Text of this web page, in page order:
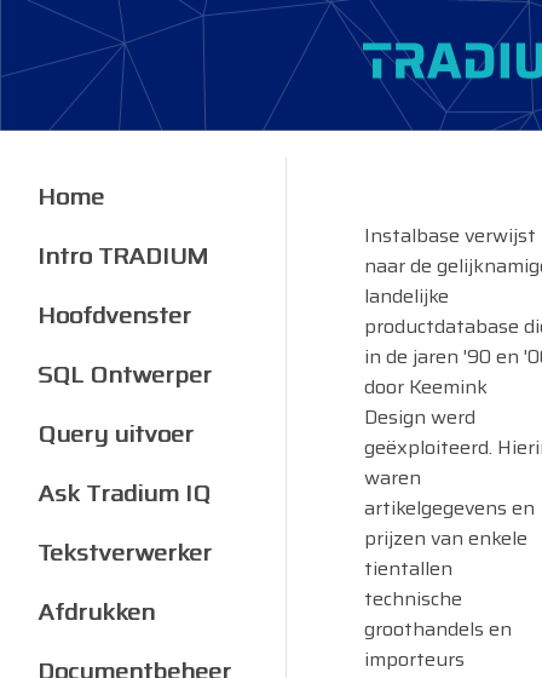
Instalbase verwijst
naar de
landelijke
productdatabase
in de jaren '90 en
door Keemink
Design werd
geëxploiteerd.
waren
artikelgegevens en
prijzen van enkele
tientallen
technische
groothandels en
importeurs
Home
Intro TRADIUM
Hoofdvenster
SQL Ontwerper
Query uitvoer
Ask Tradium IQ
Tekstverwerker
Afdrukken